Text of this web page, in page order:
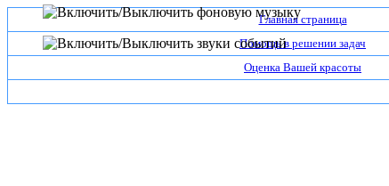
Главная страница
Помощь в решении задач
Оценка Вашей красоты